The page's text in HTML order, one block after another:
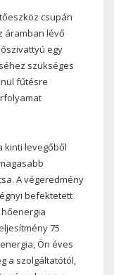
csupán
áramban lévő
egy
szükséges
fűtésre
kinti levegőből
A végeredmény
befektetett
75
Ön éves
a szolgáltatótól,